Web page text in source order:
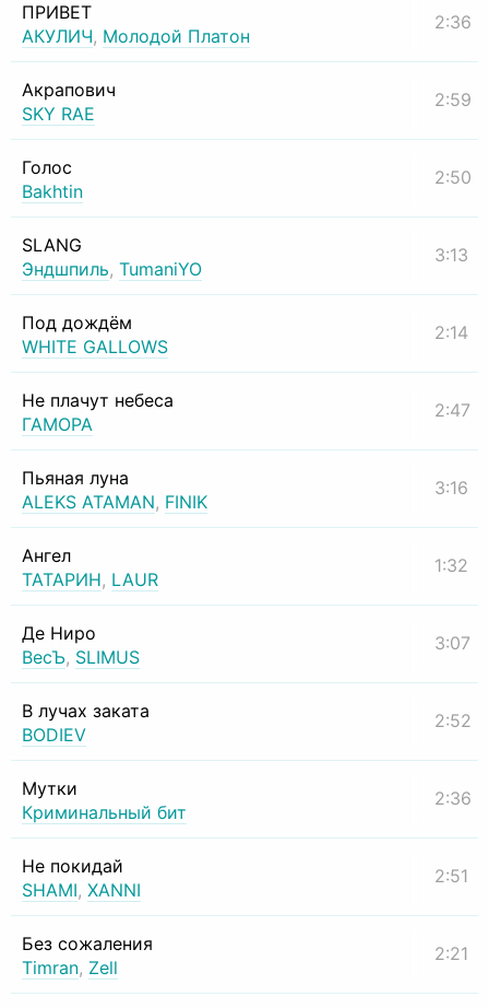
ПРИВЕТ
АКУЛИЧ, Молодой Платон
2:36
Акрапович
SKY RAE
2:59
Голос
Bakhtin
2:50
SLANG
Эндшпиль, TumaniYO
3:13
Под дождём
WHITE GALLOWS
2:14
Не плачут небеса
ГАМОРА
2:47
Пьяная луна
ALEKS ATAMAN, FINIK
3:16
Ангел
ТАТАРИН, LAUR
1:32
Де Ниро
ВесЪ, SLIMUS
3:07
В лучах заката
BODIEV
2:52
Мутки
Криминальный бит
2:36
Не покидай
SHAMI, XANNI
2:51
Без сожаления
Timran, Zell
2:21